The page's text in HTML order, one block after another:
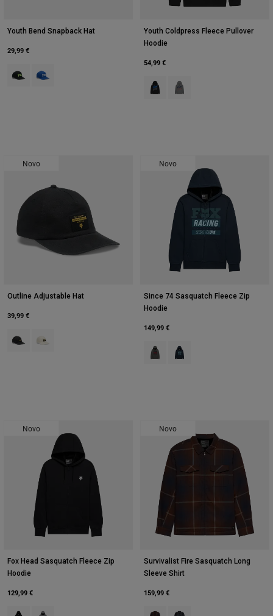
Youth Bend Snapback Hat
29,99 €
Product swatch type of Preto.
Product swatch type of Azul.
Youth Coldpress Fleece Pullover
Hoodie
54,99 €
Product swatch type of Preto.
Product swatch type of
Novo
Outline Adjustable Hat
39,99 €
Product swatch type of Preto.
Product swatch type of Pearl White.
Novo
Since 74 Sasquatch Fleece Zip
Hoodie
149,99 €
Product swatch type of Cinzento
Product swatch type of
Novo
Fox Head Sasquatch Fleece Zip
Hoodie
129,99 €
Product swatch type of Preto.
Product swatch type of Heather Graphite Grey.
Novo
Survivalist Fire Sasquatch Long
Sleeve Shirt
159,99 €
Product swatch type of
Product swatch type of